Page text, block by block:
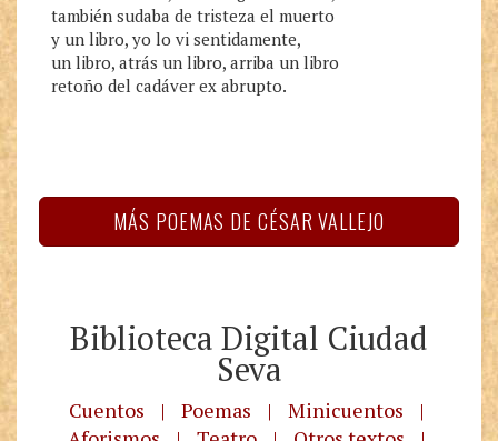
también sudaba de tristeza el muerto
y un libro, yo lo vi sentidamente,
un libro, atrás un libro, arriba un libro
retoño del cadáver ex abrupto.
MÁS POEMAS DE CÉSAR VALLEJO
Biblioteca Digital Ciudad
Seva
Cuentos | Poemas | Minicuentos
|